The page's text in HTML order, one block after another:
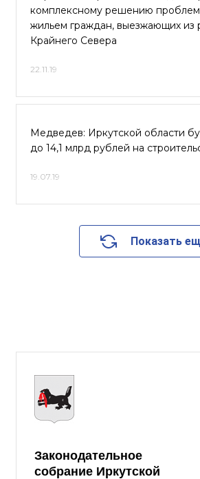
комплексному решению
жильем граждан, выезжающих из
Крайнего Севера
22.11.19
Медведев: Иркутской области
до 14,1 млрд рублей на
19.07.19
Показать
Законодательное
собрание Иркутской